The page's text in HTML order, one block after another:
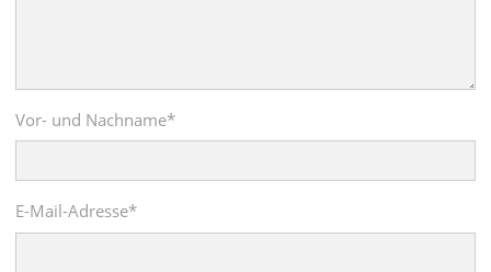
Vor- und Nachname*
E-Mail-Adresse*